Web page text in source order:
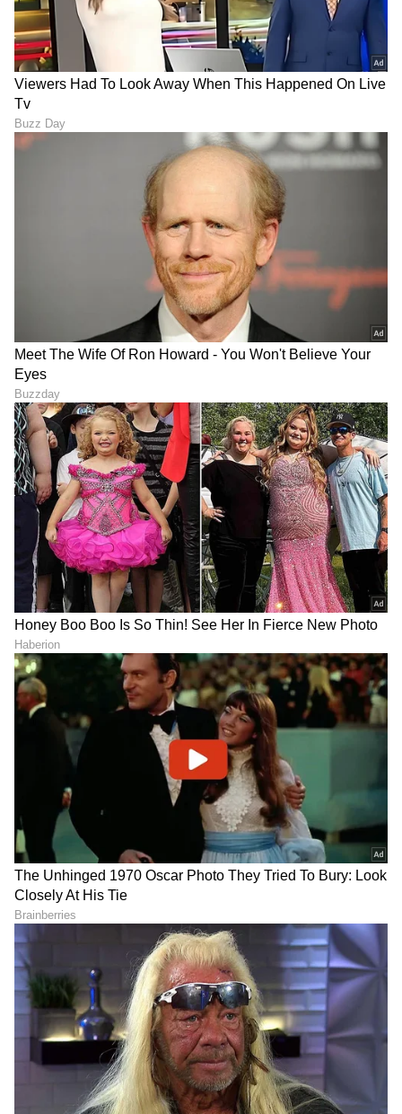
10
13
ಆಯೇಶಾ ಟಾಕಿಯಾ ಫರ್ಹಾನ್ ಅಜ್ಮಿ
ಆಯೇಶಾ ಟಾಕಿಯಾ ಖ್ಯಾತ ರಾಜಕಾರಣಿ ಅಬು ಅಜ್ಮಿಯವರ
ಮಗ ಫರ್ಹಾನ್ ಅಜ್ಮಿ ಅವರೊಂದಿಗಿನ ವಿವಾಹದ ನಂತರ
ಅವರು ತಮ್ಮ ನಟನಾ ವೃತ್ತಿಜೀವನವನ್ನು ತೊರೆದರು. ಪತಿ
ಯಶಸ್ವಿ ಹೋಟೆಲ್ ಉದ್ಯಮಿಯಾಗಿದ್ದಾರೆ ಮತ್ತು ಮುಂಬೈನಲ್ಲಿ
ರೆಸ್ಟೋರೆಂಟ್‌ಗಳ ಸರಪಳಿಯನ್ನು ಹೊಂದಿದ್ದಾರೆ.
11
13
ಅನುಷ್ಕಾ ಶರ್ಮಾ ವಿರಾಟ್ ಕೊಹ್ಲಿ
ಬಾಲಿವುಡ್ ನಟಿ, ಅನುಷ್ಕಾ ಶರ್ಮಾ ಜನಪ್ರಿಯ ಕ್ರಿಕೆಟಿಗ
ಮತ್ತು ಭಾರತೀಯ ಕ್ರಿಕೆಟ್ ತಂಡದ ನಾಯಕ ವಿರಾಟ್
ಕೊಹ್ಲಿಯನ್ನು ಡಿಸೆಂಬರ್ 2017ರಲ್ಲಿ ವಿವಾಹವಾದರು. ಅವರು
ಅಂದಾಜು 105 ಮಿಲಿಯನ್ ನಿವ್ವಳ ಮೌಲ್ಯವನ್ನು
ಹೊಂದಿದ್ದಾರೆ.